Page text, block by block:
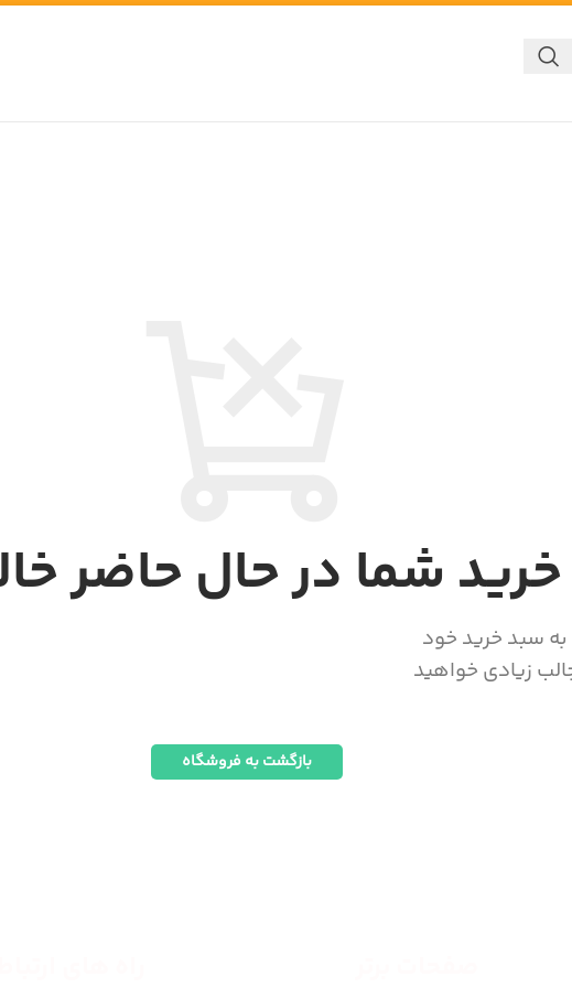
شما در حال حاضر
سبد خرید خود
زیادی خواهید
بازگشت به فروشگاه